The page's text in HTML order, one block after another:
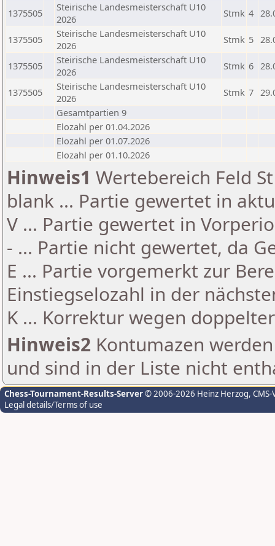
1375505
Steirische Landesmeisterschaft U10
2026
Stmk 4
1375505
Steirische Landesmeisterschaft U10
2026
Stmk 5
1375505
Steirische Landesmeisterschaft U10
2026
Stmk 6
1375505
Steirische Landesmeisterschaft U10
2026
Stmk 7
Gesamtpartien 9
Elozahl per 01.04.2026
Elozahl per 01.07.2026
Elozahl per 01.10.2026
Hinweis1 Wertebereich Feld
blank ... Partie gewertet in
V ... Partie gewertet in
- ... Partie nicht gewertet, da
E ... Partie vorgemerkt zur
Einstiegselozahl in der
K ... Korrektur wegen
Hinweis2 Kontumazen
und sind in der Liste nicht
Chess-Tournament-Results-Server© 2006-2026 Heinz Herzog,
Legal details/Terms of use